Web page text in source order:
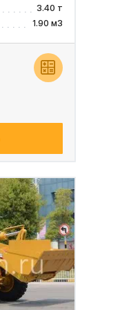
3.40 т
1.90 м3